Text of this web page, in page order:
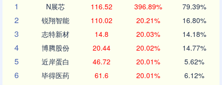
1
N展芯 116.52 396.89% 79.39%
2 锐翔智能 110.02 20.21% 16.80%
3 志特新材 14.8 20.03% 14.18%
4 博腾股份 20.44 20.02% 14.77%
5 近岸蛋白 46.72 20.01% 5.62%
6 毕得医药 61.6 20.01% 6.12%